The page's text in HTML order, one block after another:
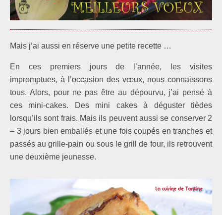
Mais j’ai aussi en réserve une petite recette …
En ces premiers jours de l’année, les visites
impromptues, à l’occasion des vœux, nous connaissons
tous. Alors, pour ne pas être au dépourvu, j’ai pensé à
ces mini-cakes.
Des mini cakes à déguster tièdes
lorsqu’ils sont frais. Mais ils peuvent aussi se conserver 2
– 3 jours bien emballés et une fois coupés en tranches et
passés au grille-pain ou sous le grill de four, ils retrouvent
une deuxième jeunesse.